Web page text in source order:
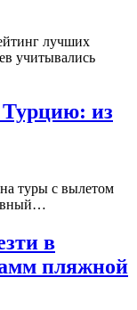
лучших
учитывались
Турцию: из
туры с вылетом
в
пляжной